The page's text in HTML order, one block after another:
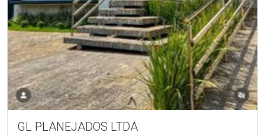
GL PLANEJADOS LTDA